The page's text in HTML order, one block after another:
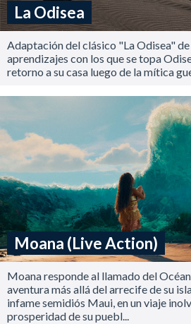
La Odisea
Adaptación del clásico "La Odisea"
aprendizajes con los que se topa
retorno a su casa luego de la mítica
Moana (Live Action)
Moana responde al llamado del
aventura más allá del arrecife de su
infame semidiós Maui, en un viaje
prosperidad de su puebl...